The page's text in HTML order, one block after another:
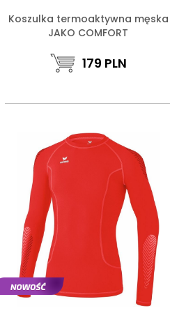
Koszulka termoaktywna męska
JAKO COMFORT
179 PLN